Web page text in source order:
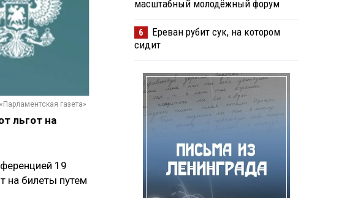
газета»
льгот на
19
на билеты путем
масштабный молодёжный форум
6
Ереван рубит сук, на котором
сидит